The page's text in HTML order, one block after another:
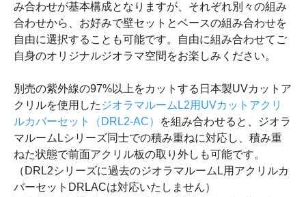
み合わせが基本構成となりますが、それぞれ別々の組み
合わせから、お好みで壁セットとベースの組み合わせを
自由に選択することも可能です。自由に組み合わせてご
自身のオリジナルジオラマ空間をお楽しみください。
別売の紫外線の97%以上をカットする日本製UVカットア
クリルを使用した ジオラマルームL2用UVカットアクリ
ルカバーセット（DRL2-AC）
を組み合わせると、ジオラ
マルームLシリーズ同士での積み重ねに対応し、積み重
ねた状態で前面アクリル板の取り外しも可能です。
（DRL2シリーズに過去のジオラマルームL用アクリルカ
バーセットDRLACは対応いたしません）